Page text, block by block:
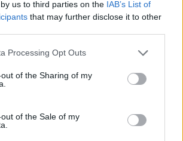
us to third parties on the IAB’s List of
that may further disclose it to other
Processing Opt Outs
of the Sharing of my
of the Sale of my